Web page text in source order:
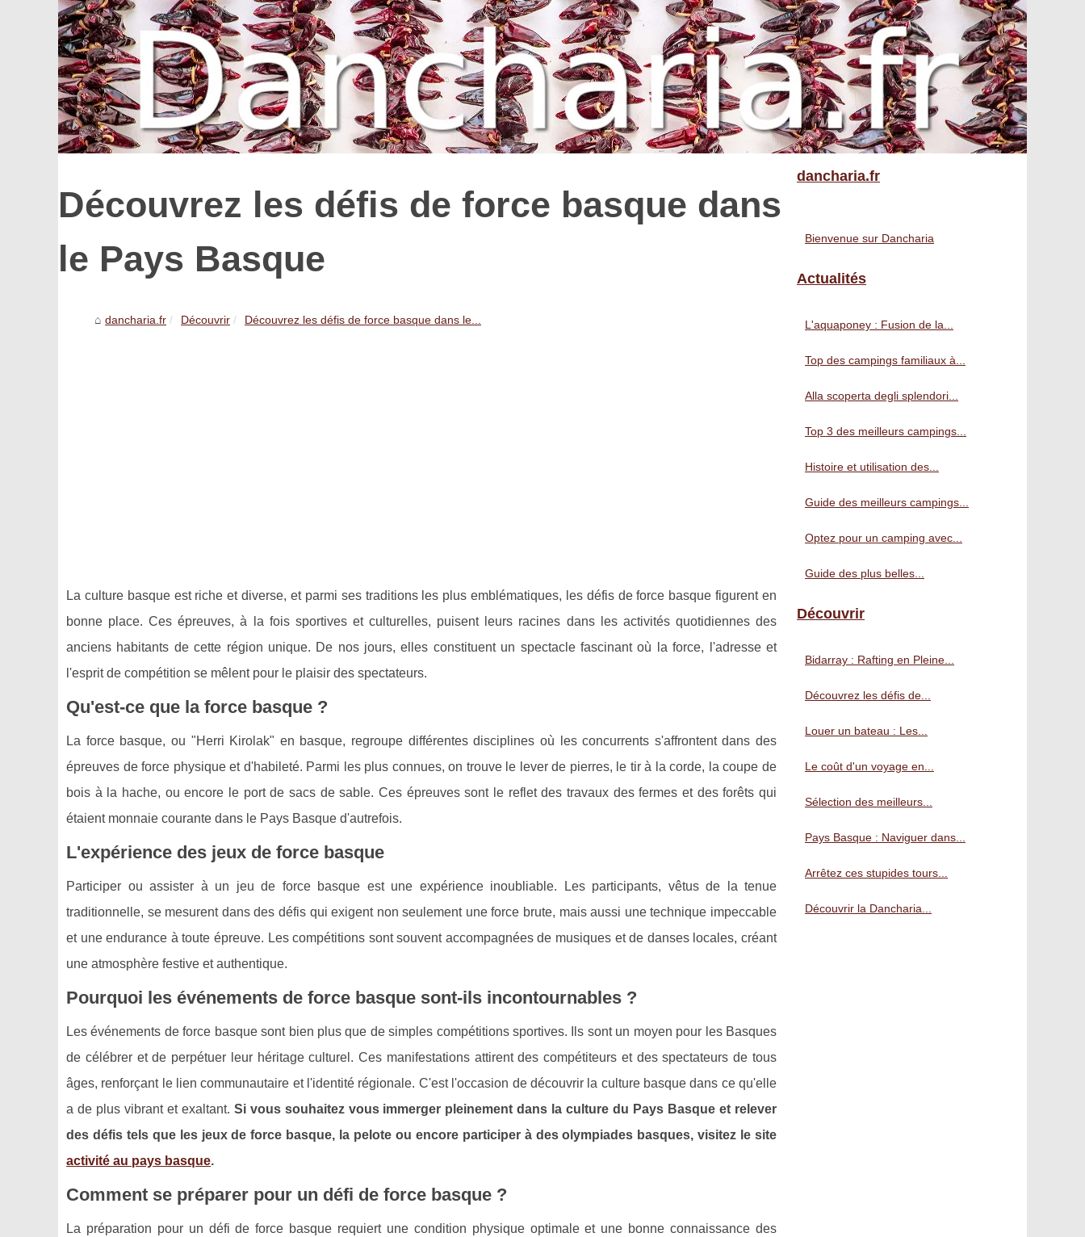
Découvrez les défis de force basque dans
le Pays Basque
dancharia.fr Découvrir Découvrez les défis de force basque dans le...
La culture basque est riche et diverse, et parmi ses traditions les plus emblématiques, les défis de force basque figurent en
bonne place. Ces épreuves, à la fois sportives et culturelles, puisent leurs racines dans les activités quotidiennes des
anciens habitants de cette région unique. De nos jours, elles constituent un spectacle fascinant où la force, l'adresse et
l'esprit de compétition se mêlent pour le plaisir des spectateurs.
Qu'est-ce que la force basque ?
La force basque, ou "Herri Kirolak" en basque, regroupe différentes disciplines où les concurrents s'affrontent dans des
épreuves de force physique et d'habileté. Parmi les plus connues, on trouve le lever de pierres, le tir à la corde, la coupe de
bois à la hache, ou encore le port de sacs de sable. Ces épreuves sont le reflet des travaux des fermes et des forêts qui
étaient monnaie courante dans le Pays Basque d'autrefois.
L'expérience des jeux de force basque
Participer ou assister à un jeu de force basque est une expérience inoubliable. Les participants, vêtus de la tenue
traditionnelle, se mesurent dans des défis qui exigent non seulement une force brute, mais aussi une technique impeccable
et une endurance à toute épreuve. Les compétitions sont souvent accompagnées de musiques et de danses locales, créant
une atmosphère festive et authentique.
Pourquoi les événements de force basque sont-ils incontournables ?
Les événements de force basque sont bien plus que de simples compétitions sportives. Ils sont un moyen pour les Basques
de célébrer et de perpétuer leur héritage culturel. Ces manifestations attirent des compétiteurs et des spectateurs de tous
âges, renforçant le lien communautaire et l'identité régionale. C'est l'occasion de découvrir la culture basque dans ce qu'elle
a de plus vibrant et exaltant. Si vous souhaitez vous immerger pleinement dans la culture du Pays Basque et relever
des défis tels que les jeux de force basque, la pelote ou encore participer à des olympiades basques, visitez le site
activité au pays basque.
Comment se préparer pour un défi de force basque ?
La préparation pour un défi de force basque requiert une condition physique optimale et une bonne connaissance des
dancharia.fr
Bienvenue sur Dancharia
Actualités
L'aquaponey : Fusion de la...
Top des campings familiaux à...
Alla scoperta degli splendori...
Top 3 des meilleurs campings...
Histoire et utilisation des...
Guide des meilleurs campings...
Optez pour un camping avec...
Guide des plus belles...
Découvrir
Bidarray : Rafting en Pleine...
Découvrez les défis de...
Louer un bateau : Les...
Le coût d'un voyage en...
Sélection des meilleurs...
Pays Basque : Naviguer dans...
Arrêtez ces stupides tours...
Découvrir la Dancharia...